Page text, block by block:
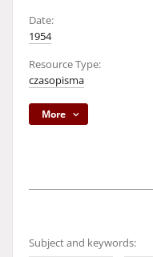
Date:
1954
Resource Type:
czasopisma
More
Subject and keywords: